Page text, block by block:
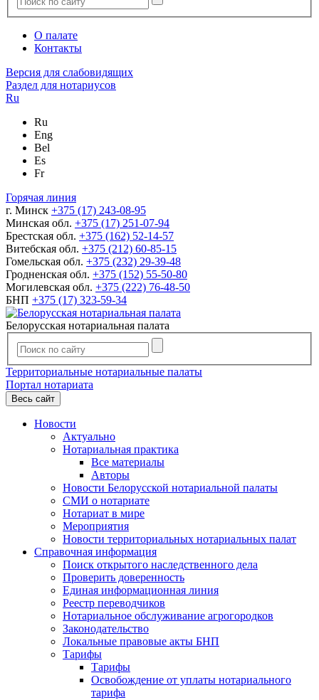
О палате
Контакты
Версия для слабовидящих
Раздел для нотариусов
Ru
Ru
Eng
Bel
Es
Fr
Горячая линия
г. Минск +375 (17) 243-08-95
Минская обл. +375 (17) 251-07-94
Брестская обл. +375 (162) 52-14-57
Витебская обл. +375 (212) 60-85-15
Гомельская обл. +375 (232) 29-39-48
Гродненская обл. +375 (152) 55-50-80
Могилевская обл. +375 (222) 76-48-50
БНП +375 (17) 323-59-34
Белорусская нотариальная палата
Территориальные нотариальные палаты
Портал нотариата
Весь сайт
Новости
Актуально
Нотариальная практика
Все материалы
Авторы
Новости Белорусской нотариальной палаты
СМИ о нотариате
Нотариат в мире
Мероприятия
Новости территориальных нотариальных палат
Справочная информация
Поиск открытого наследственного дела
Проверить доверенность
Единая информационная линия
Реестр переводчиков
Нотариальное обслуживание агрогородков
Законодательство
Локальные правовые акты БНП
Тарифы
Тарифы
Освобождение от уплаты нотариального
тарифа